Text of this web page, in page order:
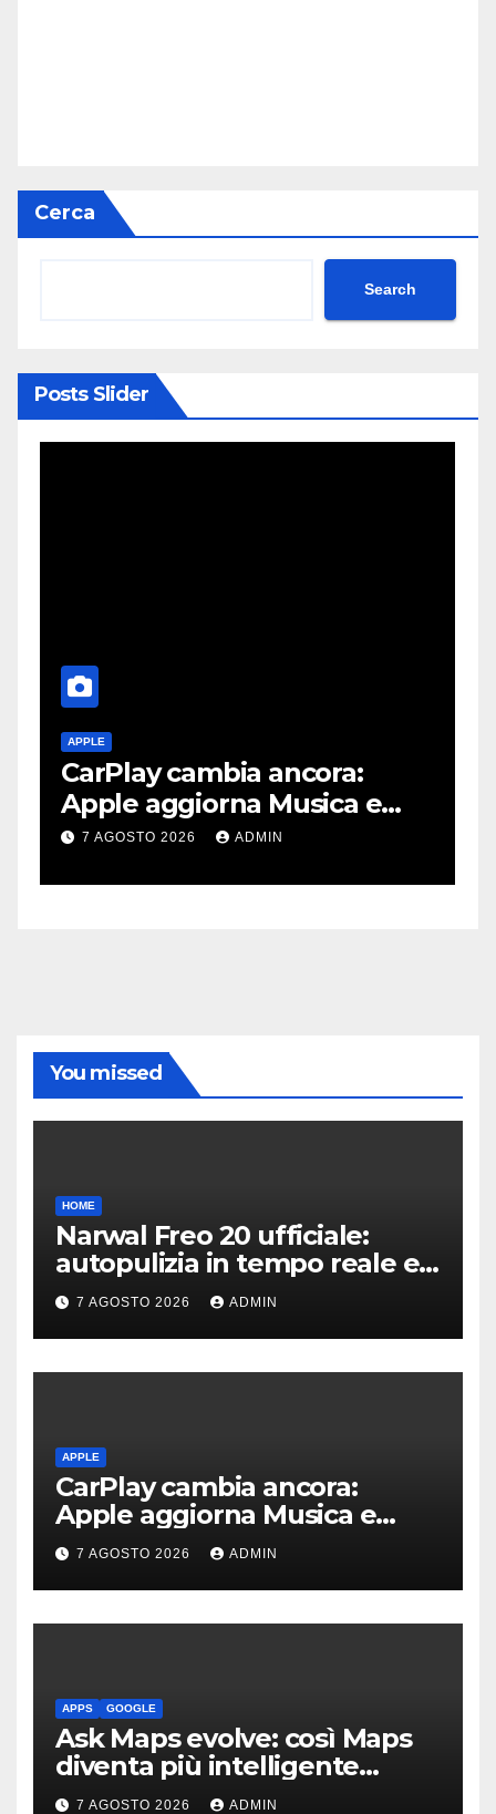
Cerca
Search
Posts Slider
APPLE
CarPlay cambia ancora:
Apple aggiorna Musica e
Podcast in auto
7 AGOSTO 2026 ADMIN
You missed
HOME
Narwal Freo 20 ufficiale:
autopulizia in tempo reale e
speciale design in tessuto
7 AGOSTO 2026 ADMIN
APPLE
CarPlay cambia ancora:
Apple aggiorna Musica e
Podcast in auto
7 AGOSTO 2026 ADMIN
APPS GOOGLE
Ask Maps evolve: così Maps
diventa più intelligente
grazie a Gemini
7 AGOSTO 2026 ADMIN